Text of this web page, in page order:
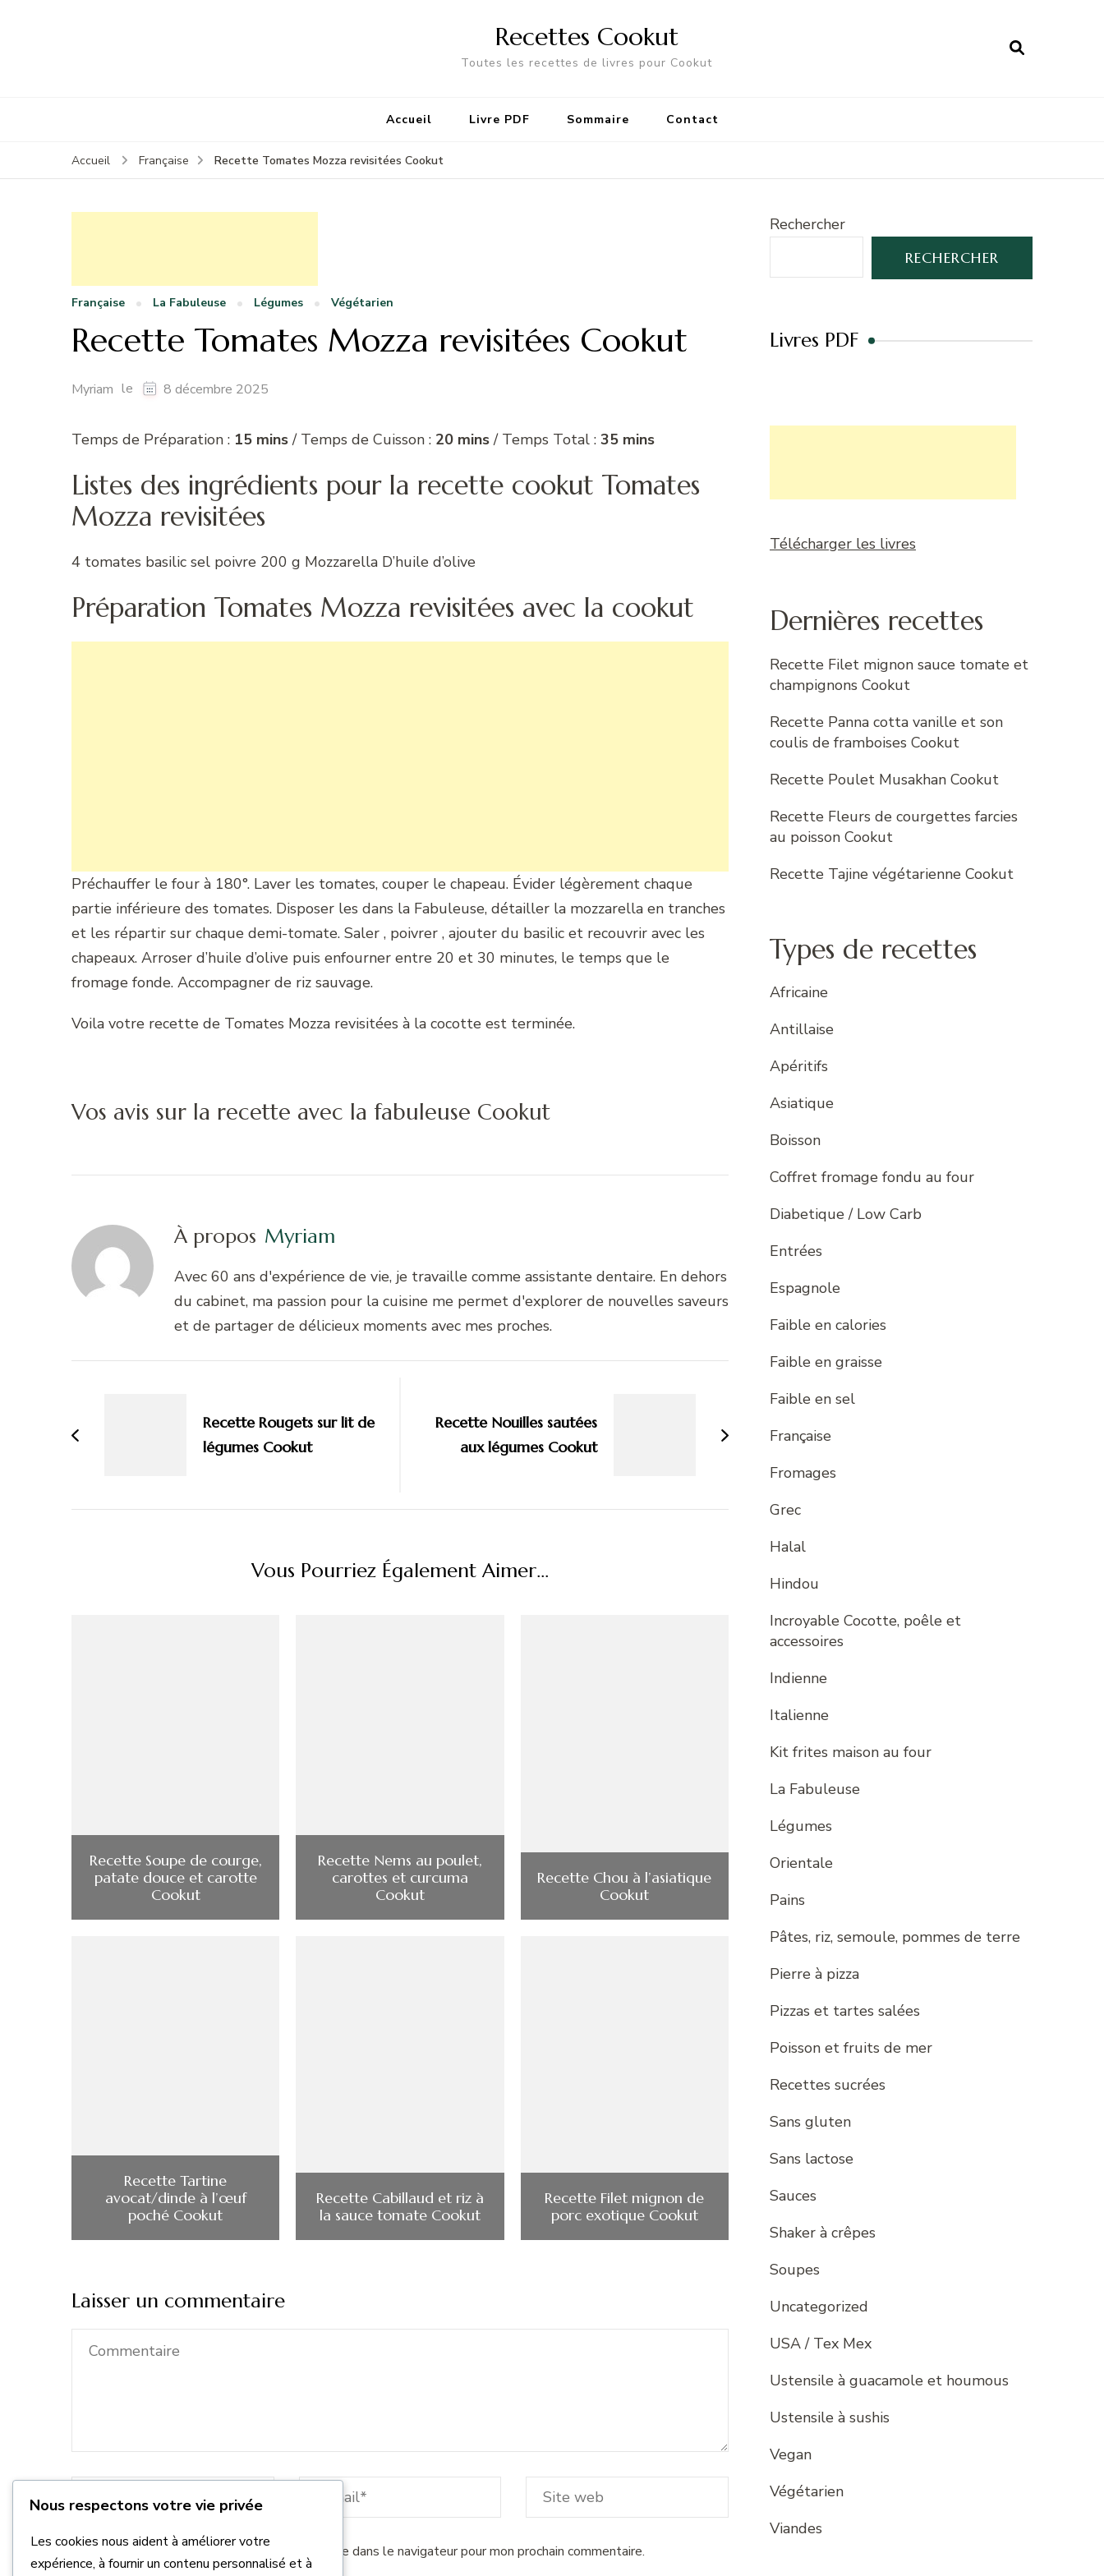
Recettes Cookut
Toutes les recettes de livres pour Cookut
Accueil Livre PDF Sommaire Contact
Accueil Française Recette Tomates Mozza revisitées Cookut
Française La Fabuleuse Légumes Végétarien
Recette Tomates Mozza revisitées Cookut
Myriam le 8 décembre 2025
Temps de Préparation : 15 mins/ Temps de Cuisson : 20 mins/ Temps Total : 35 mins
Listes des ingrédients pour la recette cookut Tomates
Mozza revisitées
4 tomates basilic sel poivre 200 g Mozzarella D’huile d’olive
Préparation Tomates Mozza revisitées avec la cookut
Préchauffer le four à 180°. Laver les tomates, couper le chapeau. Évider légèrement chaque
partie inférieure des tomates. Disposer les dans la Fabuleuse, détailler la mozzarella en tranches
et les répartir sur chaque demi-tomate. Saler , poivrer , ajouter du basilic et recouvrir avec les
chapeaux. Arroser d’huile d’olive puis enfourner entre 20 et 30 minutes, le temps que le
fromage fonde. Accompagner de riz sauvage.
Voila votre recette de Tomates Mozza revisitées à la cocotte est terminée.
Vos avis sur la recette avec la fabuleuse Cookut
À propos Myriam
Avec 60 ans d'expérience de vie, je travaille comme assistante dentaire. En dehors
du cabinet, ma passion pour la cuisine me permet d'explorer de nouvelles saveurs
et de partager de délicieux moments avec mes proches.
Recette Rougets sur lit de
légumes Cookut
Recette Nouilles sautées
aux légumes Cookut
Vous Pourriez Également Aimer...
Recette Soupe de courge,
patate douce et carotte
Cookut
Recette Nems au poulet,
carottes et curcuma
Cookut
Recette Chou à l’asiatique
Cookut
Recette Tartine
avocat/dinde à l’œuf
poché Cookut
Recette Cabillaud et riz à
la sauce tomate Cookut
Recette Filet mignon de
porc exotique Cookut
Laisser un commentaire
Enregistrer mon nom, mon e-mail et mon site dans le navigateur pour mon prochain commentaire.
Rechercher
RECHERCHER
Livres PDF
Télécharger les livres
Dernières recettes
Recette Filet mignon sauce tomate et
champignons Cookut
Recette Panna cotta vanille et son
coulis de framboises Cookut
Recette Poulet Musakhan Cookut
Recette Fleurs de courgettes farcies
au poisson Cookut
Recette Tajine végétarienne Cookut
Types de recettes
Africaine
Antillaise
Apéritifs
Asiatique
Boisson
Coffret fromage fondu au four
Diabetique / Low Carb
Entrées
Espagnole
Faible en calories
Faible en graisse
Faible en sel
Française
Fromages
Grec
Halal
Hindou
Incroyable Cocotte, poêle et
accessoires
Indienne
Italienne
Kit frites maison au four
La Fabuleuse
Légumes
Orientale
Pains
Pâtes, riz, semoule, pommes de terre
Pierre à pizza
Pizzas et tartes salées
Poisson et fruits de mer
Recettes sucrées
Sans gluten
Sans lactose
Sauces
Shaker à crêpes
Soupes
Uncategorized
USA / Tex Mex
Ustensile à guacamole et houmous
Ustensile à sushis
Vegan
Végétarien
Viandes
Nous respectons votre vie privée
Les cookies nous aident à améliorer votre
expérience, à fournir un contenu personnalisé et à